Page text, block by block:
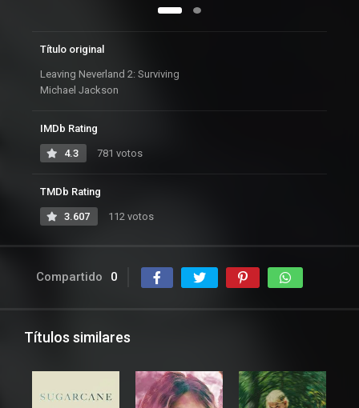
Título original
Leaving Neverland 2: Surviving
Michael Jackson
IMDb Rating
4.3 781 votos
TMDb Rating
3.607 112 votos
Compartido 0
Títulos similares